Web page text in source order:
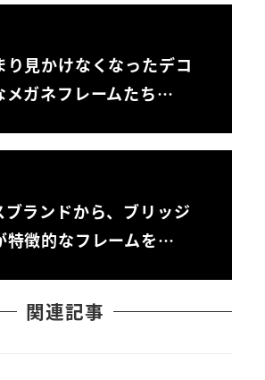
り見かけなくなったデコ
メガネフレームたち…
ブランドから、ブリッジ
特徴的なフレームを…
関連記事